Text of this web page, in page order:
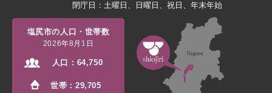
閉庁日：土曜日、日曜日、祝日、年末年始
塩尻市の人口・世帯数
2026年8月1日
人口： 64,750
世帯：29,705